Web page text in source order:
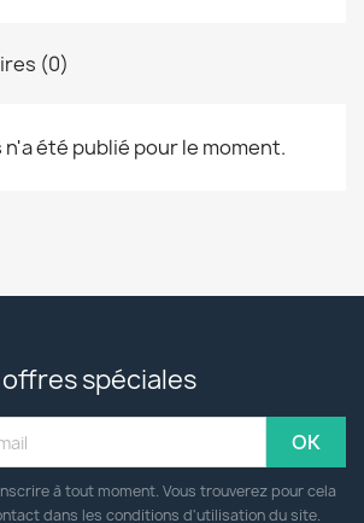
(0)
n'a été publié pour le moment.
spéciales
à tout moment. Vous trouverez pour cela
dans les conditions d'utilisation du site.